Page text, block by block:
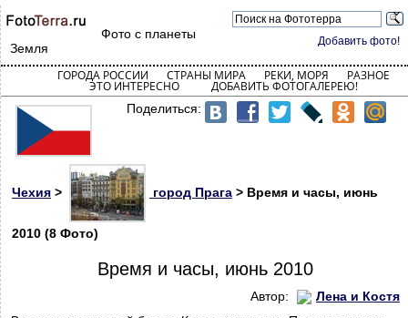
Добавить фото!
Фото с планеты
Земля
ГОРОДА РОССИИ СТРАНЫ МИРА РЕКИ, МОРЯ РАЗНОЕ
ЭТО ИНТЕРЕСНО ДОБАВИТЬ ФОТОГАЛЕРЕЮ!
Поделиться:
Чехия > город Прага > Время и часы, июнь
2010 (8 Фото)
Время и часы, июнь 2010
Автор:
Лена и Костя